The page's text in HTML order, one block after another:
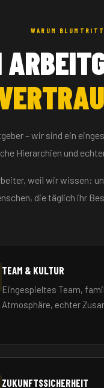
WARUM BLUMTRITT
– wir sind ein
Hierarchien und
weil wir wissen:
die täglich ihr
TEAM & KULTUR
Eingespieltes Team,
Atmosphäre, echter
ZUKUNFTSSICHERHEIT